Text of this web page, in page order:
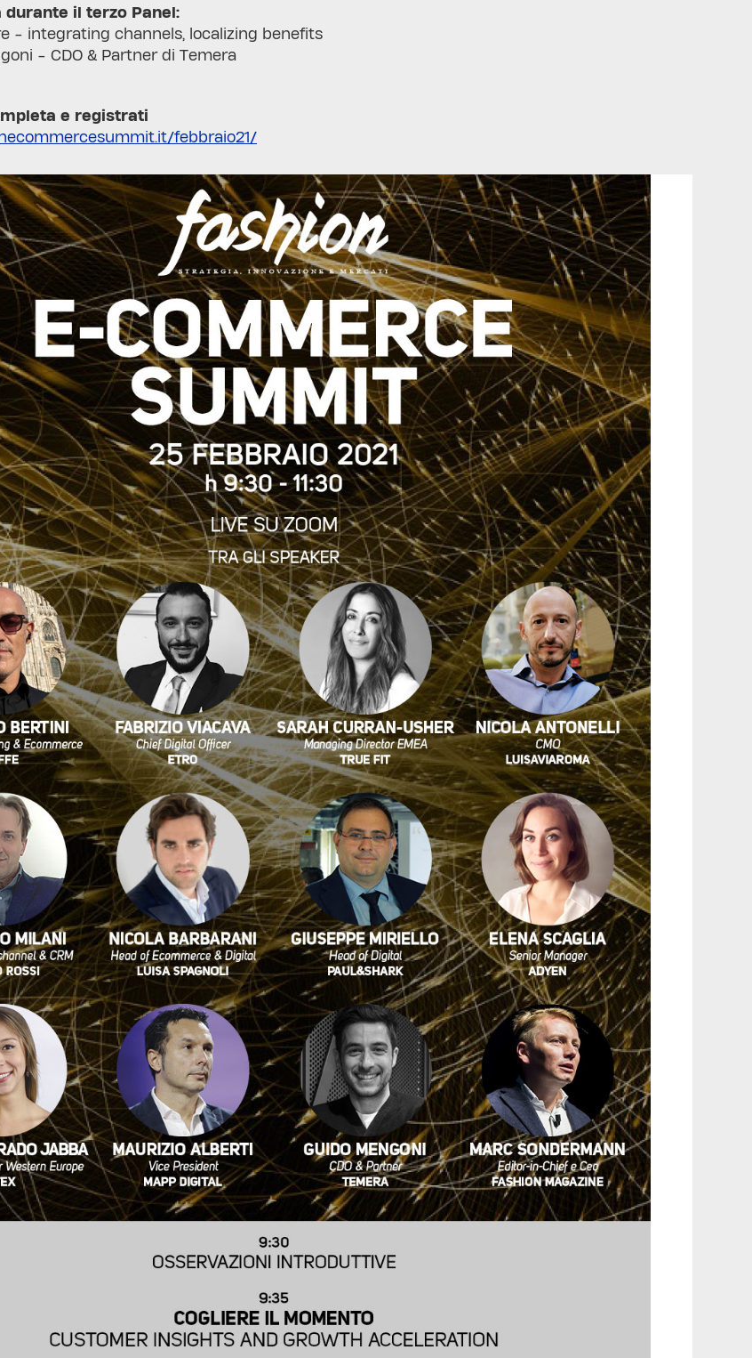
il terzo Panel:
- integrating channels, localizing benefits
- CDO & Partner di Temera
e registrati
febbraio21/